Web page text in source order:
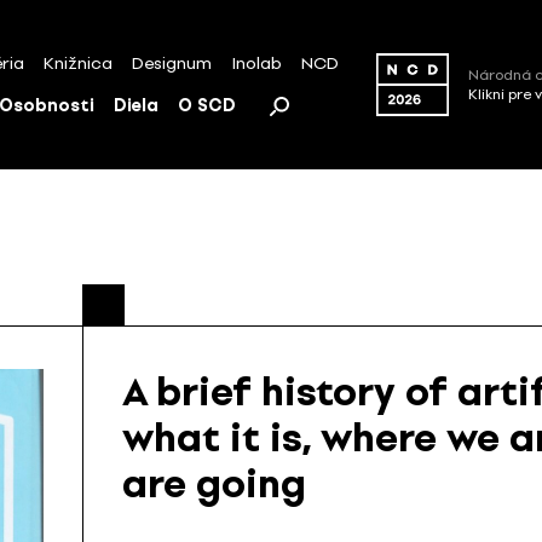
Knižnica Designum Inolab NCD
Osobnosti Diela O SCD
Národná
Klikni pre
A brief history of
what it is, where we
are going